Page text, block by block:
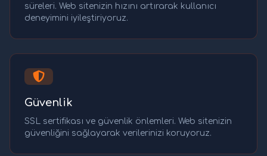
süreleri. Web sitenizin hızını artırarak kullanıcı
deneyimini iyileştiriyoruz.
Güvenlik
SSL sertifikası ve güvenlik önlemleri. Web sitenizin
güvenliğini sağlayarak verilerinizi koruyoruz.